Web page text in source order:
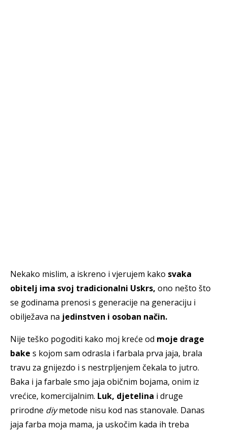
Nekako mislim, a iskreno i vjerujem kako svaka
obitelj ima svoj tradicionalni Uskrs, ono nešto što
se godinama prenosi s generacije na generaciju i
obilježava na jedinstven i osoban način.
Nije teško pogoditi kako moj kreće od moje drage
bake s kojom sam odrasla i farbala prva jaja, brala
travu za gnijezdo i s nestrpljenjem čekala to jutro.
Baka i ja farbale smo jaja običnim bojama, onim iz
vrećice, komercijalnim. Luk, djetelina i druge
prirodne diymetode nisu kod nas stanovale. Danas
jaja farba moja mama, ja uskočim kada ih treba